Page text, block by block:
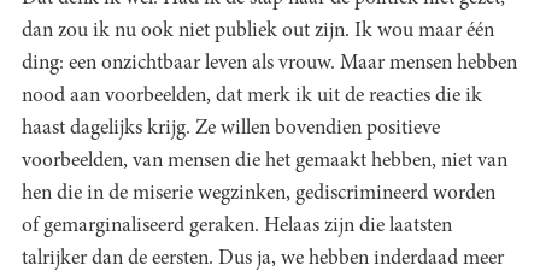
dan zou ik nu ook niet publiek out zijn. Ik wou maar één
ding: een onzichtbaar leven als vrouw. Maar mensen hebben
nood aan voorbeelden, dat merk ik uit de reacties die ik
haast dagelijks krijg. Ze willen bovendien positieve
voorbeelden, van mensen die het gemaakt hebben, niet van
hen die in de miserie wegzinken, gediscrimineerd worden
of gemarginaliseerd geraken. Helaas zijn die laatsten
talrijker dan de eersten. Dus ja, we hebben inderdaad meer